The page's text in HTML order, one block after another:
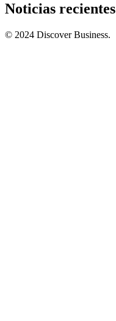
Noticias recientes
© 2024 Discover Business.